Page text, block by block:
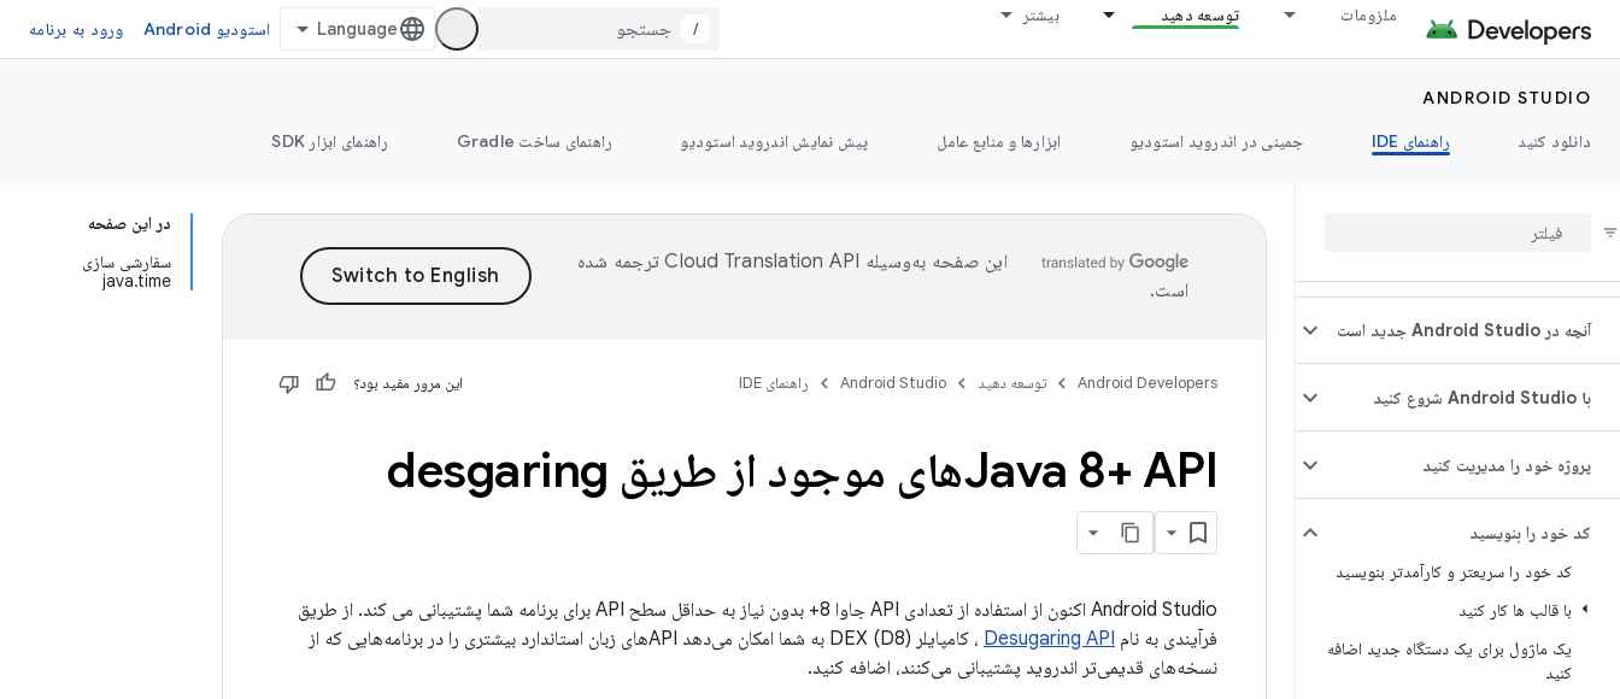
ملزومات توسعه دهید بیشتر
/ استودیو Android ورود به برنامه
ANDROID STUDIO
دانلود کنید
راهنمای IDE جمینی در اندروید استودیو ابزارها و منابع عامل پیش نمایش اندروید استودیو راهنمای ساخت Gradle راهنمای ابزار SDK
آنچه در Android Studio جدید است
با Android Studio شروع کنید
پروژه خود را مدیریت کنید
کد خود را بنویسید
کد خود را سریعتر و کارآمدتر بنویسید
با قالب ها کار کنید
یک ماژول برای یک دستگاه جدید اضافه
کنید
در این صفحه
سفارشی سازی
java.time
این صفحه به‌وسیله
ترجمه شده
است.
Android Developers توسعه دهید Android Studio راهنمای IDE این مرور مفید بود؟
Java 8+ APIهای موجود از طریق desgaring
Android Studio اکنون از استفاده از تعدادی API جاوا 8+ بدون نیاز به حداقل سطح API برای برنامه شما پشتیبانی می کند. از طریق
فرآیندی به نام Desugaring API
، کامپایلر DEX (D8) به شما امکان می‌دهد APIهای زبان استاندارد بیشتری را در برنامه‌هایی که از
نسخه‌های قدیمی‌تر اندروید پشتیبانی می‌کنند، اضافه کنید.